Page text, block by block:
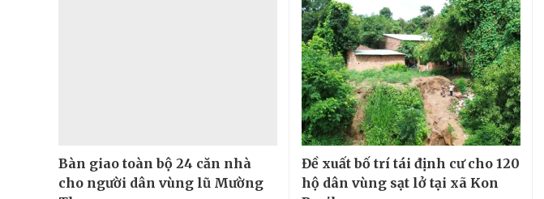
Bàn giao toàn bộ 24 căn nhà
cho người dân vùng lũ Mường
Đề xuất bố trí tái định cư cho 120
hộ dân vùng sạt lở tại xã Kon